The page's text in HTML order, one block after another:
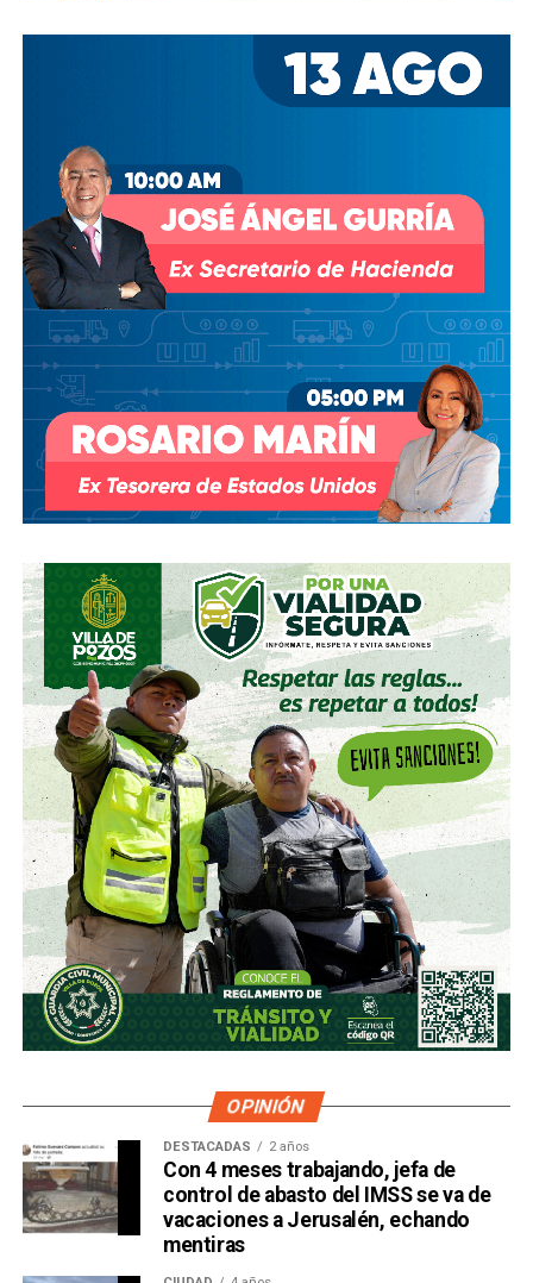
Arrancó la carrera, todos la van perdiendo |
OPINIÓN
DESTACADAS 2 años
Con 4 meses trabajando, jefa de
control de abasto del IMSS se va de
vacaciones a Jerusalén, echando
mentiras